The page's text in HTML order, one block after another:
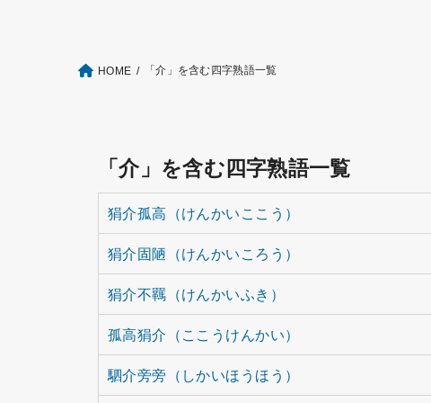
HOME 「介」を含む四字熟語一覧
「介」を含む四字熟語一覧
狷介孤高（けんかいここう）
狷介固陋（けんかいころう）
狷介不羈（けんかいふき）
孤高狷介（ここうけんかい）
駟介旁旁（しかいほうほう）